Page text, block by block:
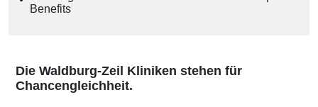
Benefits
Die Waldburg-Zeil Kliniken stehen für
Chancengleichheit.